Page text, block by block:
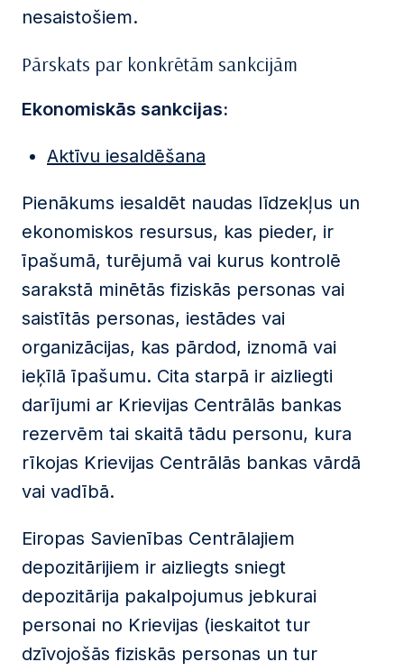
nesaistošiem.
Pārskats par konkrētām sankcijām
Ekonomiskās sankcijas:
Aktīvu iesaldēšana
Pienākums iesaldēt naudas līdzekļus un
ekonomiskos resursus, kas pieder, ir
īpašumā, turējumā vai kurus kontrolē
sarakstā minētās fiziskās personas vai
saistītās personas, iestādes vai
organizācijas, kas pārdod, iznomā vai
ieķīlā īpašumu. Cita starpā ir aizliegti
darījumi ar Krievijas Centrālās bankas
rezervēm tai skaitā tādu personu, kura
rīkojas Krievijas Centrālās bankas vārdā
vai vadībā.
Eiropas Savienības Centrālajiem
depozitārijiem ir aizliegts sniegt
depozitārija pakalpojumus jebkurai
personai no Krievijas (ieskaitot tur
dzīvojošās fiziskās personas un tur